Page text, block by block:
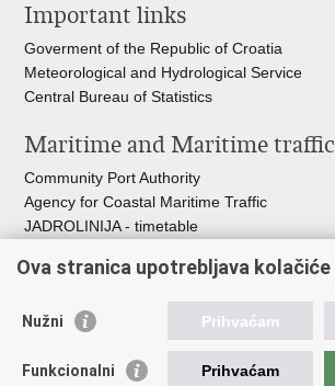
page
FacebookTwitteru
Important links
Goverment of the Republic of Croatia
Meteorological and Hydrological Service
Central Bureau of Statistics
Maritime and Maritime traffic
Community Port Authority
Agency for Coastal Maritime Traffic
JADROLINIJA - timetable
Croatian Motorways
Bus station Zagreb
Ova stranica upotrebljava kolačiće
Nužni Prihvaćam
Funkcionalni Prihvaćam